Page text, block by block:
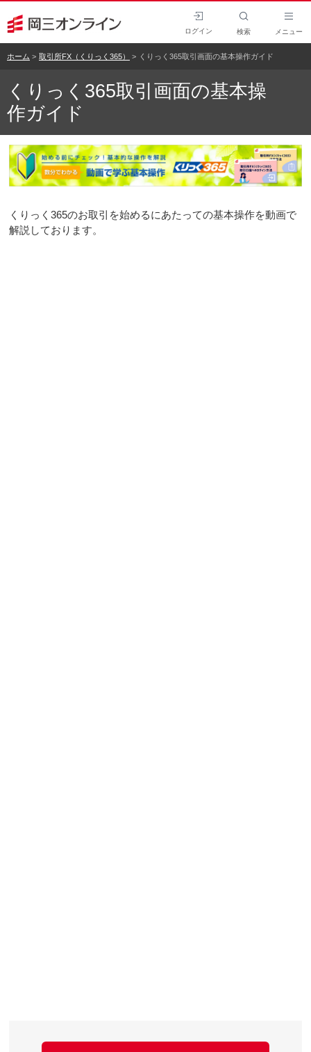
ログイン 検索 メニュー
ホーム 取引所FX（くりっく365） くりっく365取引画面の基本操作ガイド
くりっく365取引画面の基本操
作ガイド
くりっく365のお取引を始めるにあたっての基本操作を動画で
解説しております。